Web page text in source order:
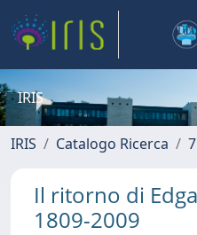
IRIS
IRIS Catalogo Ricerca
Il ritorno di
1809-2009